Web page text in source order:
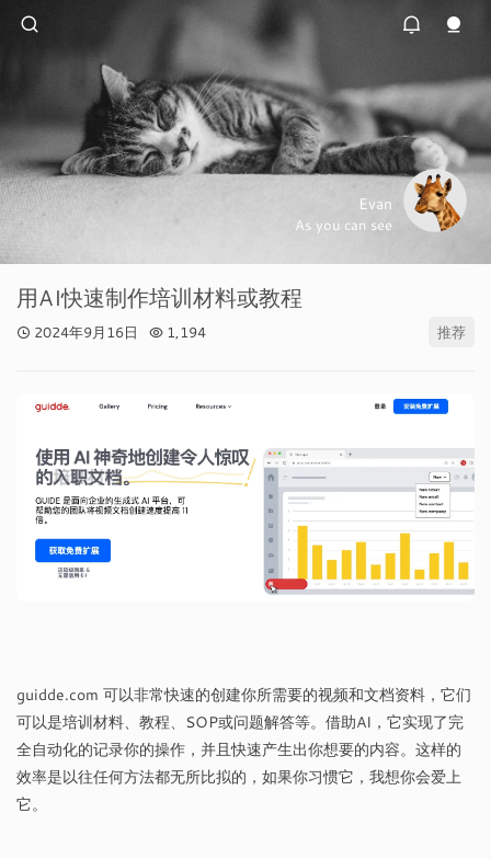
Evan
As you can see
用AI快速制作培训材料或教程
2024年9月16日 1,194 推荐
guidde.com 可以非常快速的创建你所需要的视频和文档资料，它们
可以是培训材料、教程、SOP或问题解答等。借助AI，它实现了完
全自动化的记录你的操作，并且快速产生出你想要的内容。这样的
效率是以往任何方法都无所比拟的，如果你习惯它，我想你会爱上
它。